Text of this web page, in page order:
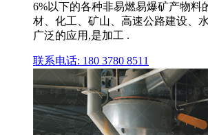
6%以下的各种非易燃易爆矿产物料
材、化工、矿山、高速公路建设、
广泛的应用,是加工 .
联系电话: 180 3780 8511